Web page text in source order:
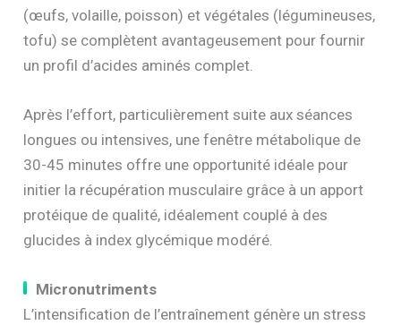
(œufs, volaille, poisson) et végétales (légumineuses,
tofu) se complètent avantageusement pour fournir
un profil d’acides aminés complet.
Après l’effort, particulièrement suite aux séances
longues ou intensives, une fenêtre métabolique de
30-45 minutes offre une opportunité idéale pour
initier la récupération musculaire grâce à un apport
protéique de qualité, idéalement couplé à des
glucides à index glycémique modéré.
Micronutriments
L’intensification de l’entraînement génère un stress